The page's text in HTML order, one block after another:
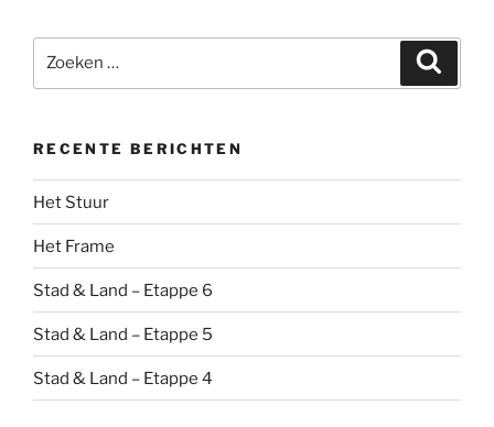
naar:
RECENTE BERICHTEN
Het Stuur
Het Frame
Stad & Land – Etappe 6
Stad & Land – Etappe 5
Stad & Land – Etappe 4